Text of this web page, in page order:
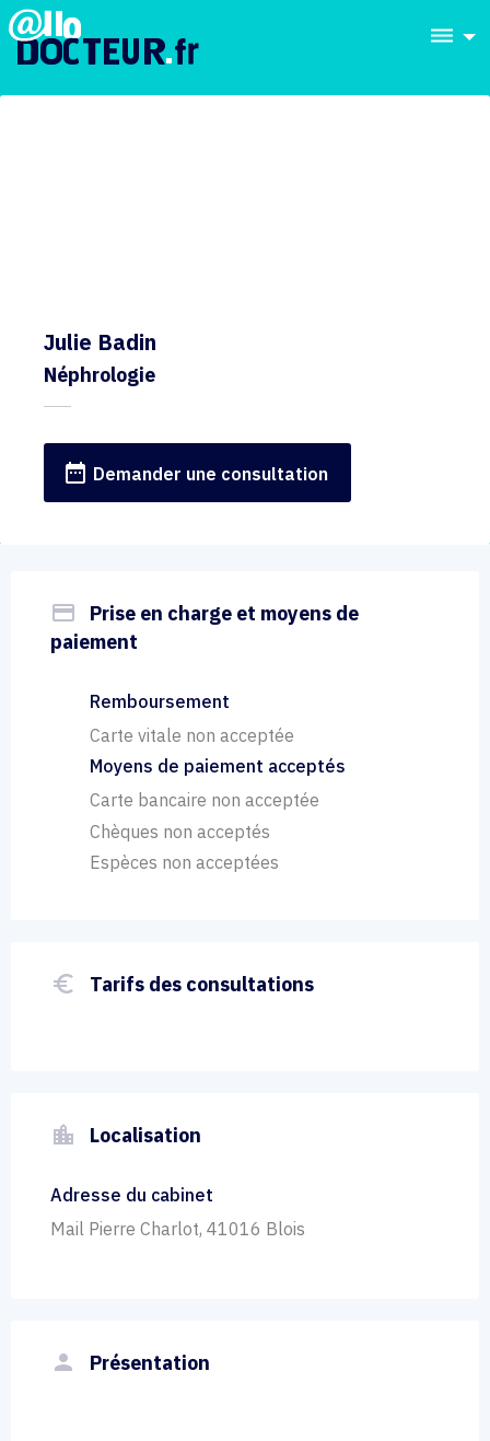
dehaze
Julie Badin
Néphrologie
date_range Demander une consultation
payment
Prise en charge et moyens de
paiement
Remboursement
Carte vitale non acceptée
Moyens de paiement acceptés
Carte bancaire non acceptée
Chèques non acceptés
Espèces non acceptées
euro_symbol Tarifs des consultations
location_city Localisation
Adresse du cabinet
Mail Pierre Charlot, 41016 Blois
person Présentation